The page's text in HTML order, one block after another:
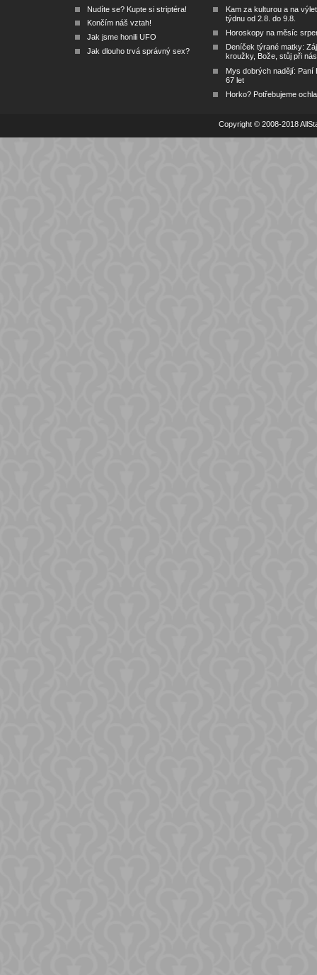
Nudíte se? Kupte si striptéra!
Končím náš vztah!
Jak jsme honili UFO
Jak dlouho trvá správný sex?
Kam za kulturou a na
týdnu od 2.8. do 9.8.
Horoskopy na měsíc
Deníček týrané matky:
kroužky, Bože, stůj při nás
Mys dobrých nadějí: Paní
67 let
Horko? Potřebujeme
Copyright © 2008-2018